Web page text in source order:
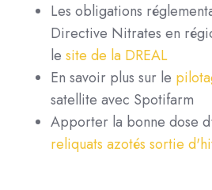
Les obligations
Directive Nitrates en
le site de la DREAL
En savoir plus sur le
satellite avec Spotifarm
Apporter la bonne dose
reliquats azotés sortie